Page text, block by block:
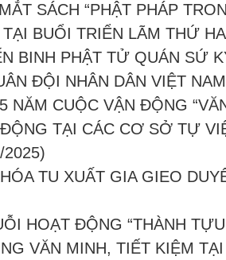
SÁCH “PHẬT PHÁP
BUỔI TRIỂN LÃM THỨ
BINH PHẬT TỬ QUÁN SỨ
ĐỘI NHÂN DÂN VIỆT NAM
NĂM CUỘC VẬN ĐỘNG
TẠI CÁC CƠ SỞ TỰ
2025)
TU XUẤT GIA GIEO
HOẠT ĐỘNG “THÀNH
VĂN MINH, TIẾT KIỆM